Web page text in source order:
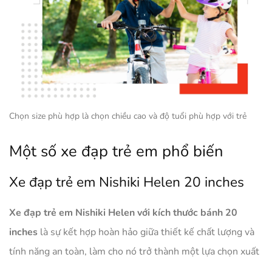
Chọn size phù hợp là chọn chiều cao và độ tuổi phù hợp với trẻ
Một số xe đạp trẻ em phổ biến
Xe đạp trẻ em Nishiki Helen 20 inches
Xe đạp trẻ em Nishiki Helen với kích thước bánh 20
inches là sự kết hợp hoàn hảo giữa thiết kế chất lượng và
tính năng an toàn, làm cho nó trở thành một lựa chọn xuất